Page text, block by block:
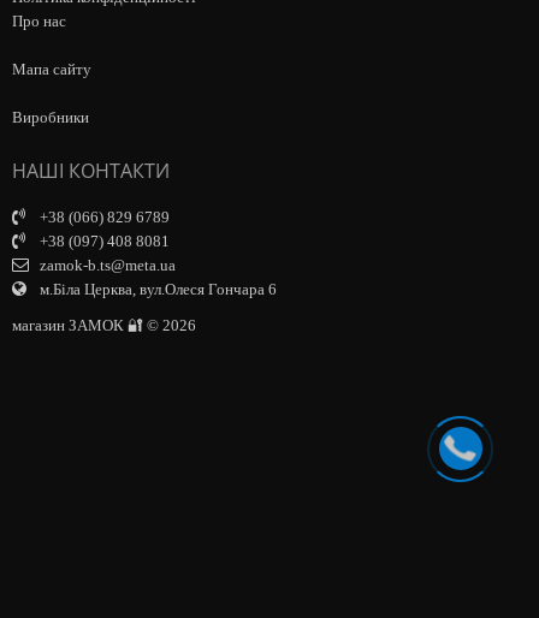
Про нас
Мапа сайту
Виробники
НАШІ КОНТАКТИ
+38 (066) 829 6789
+38 (097) 408 8081
zamok-b.ts@meta.ua
м.Біла Церква, вул.Олеся Гончара 6
магазин ЗАМОК 🔐 © 2026